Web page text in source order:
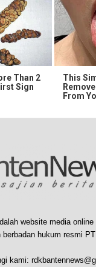
Than 2
Sign
This
From
website media
berbadan hukum resmi
kami: